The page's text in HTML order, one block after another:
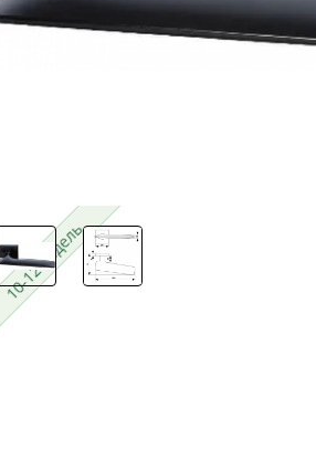
10-12 недель
10-12 недель